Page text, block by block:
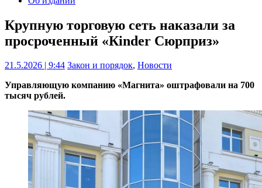
Крупную торговую сеть наказали за
просроченный «Кinder Сюрприз»
21.5.2026 | 9:44 Закон и порядок, Новости
Управляющую компанию «Магнита» оштрафовали на 700
тысяч рублей.